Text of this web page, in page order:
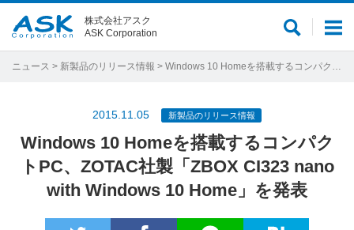
メ
ュ
サ
ト
株式会社アスク
ASK Corporation
ニュース > 新製品のリリース情報 > Windows 10 Homeを搭載するコンパクトPC、ZOTAC社製「ZBOX CI323 nano with Windows 10 Home」を発表
2015.11.05 新製品のリリース情報
Windows 10 Homeを搭載するコンパク
トPC、ZOTAC社製「ZBOX CI323 nano
with Windows 10 Home」を発表